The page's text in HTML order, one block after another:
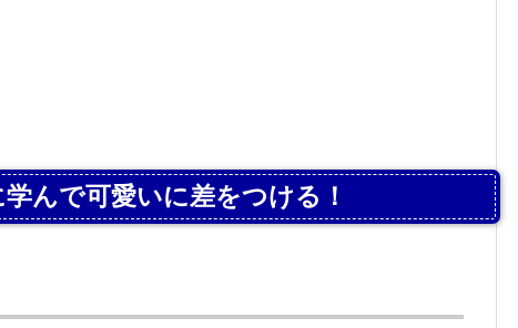
んで可愛いに差をつける！